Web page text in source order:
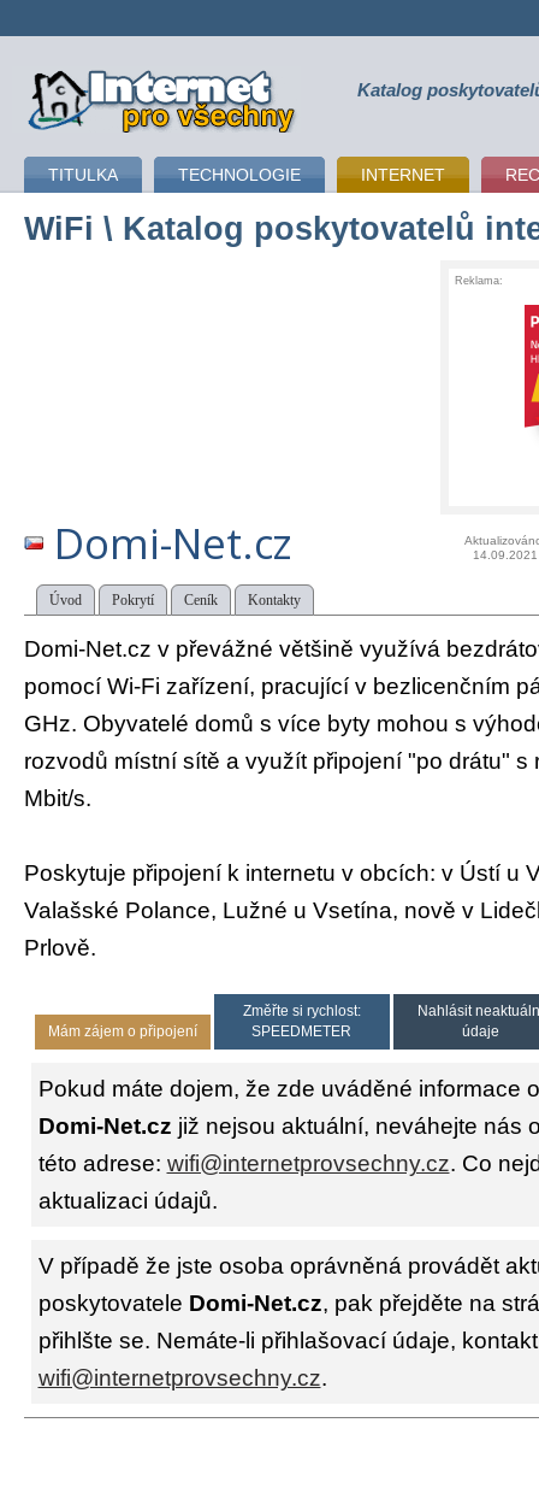
připojení k internetu Katalog
TITULKA TECHNOLOGIE INTERNET
WiFi \ Katalog poskytovatelů
Reklama:
Domi-Net.cz
14.09.2021
Úvod Pokrytí Ceník Kontakty
Domi-Net.cz v převážné většině využívá
pomocí Wi-Fi zařízení, pracující v bezlicenčním
GHz. Obyvatelé domů s více byty mohou s
rozvodů místní sítě a využít připojení "po drátu" s
Mbit/s.
Poskytuje připojení k internetu v obcích: v Ústí u
Valašské Polance, Lužné u Vsetína, nově v
Prlově.
Mám zájem o připojení
Změřte si rychlost:
SPEEDMETER
Nahlásit
údaje
Pokud máte dojem, že zde uváděné informace
Domi-Net.cz již nejsou aktuální, neváhejte nás
této adrese: wifi@internetprovsechny.cz. Co
aktualizaci údajů.
V případě že jste osoba oprávněná provádět
poskytovatele Domi-Net.cz, pak přejděte na
přihlšte se. Nemáte-li přihlašovací údaje,
wifi@internetprovsechny.cz.